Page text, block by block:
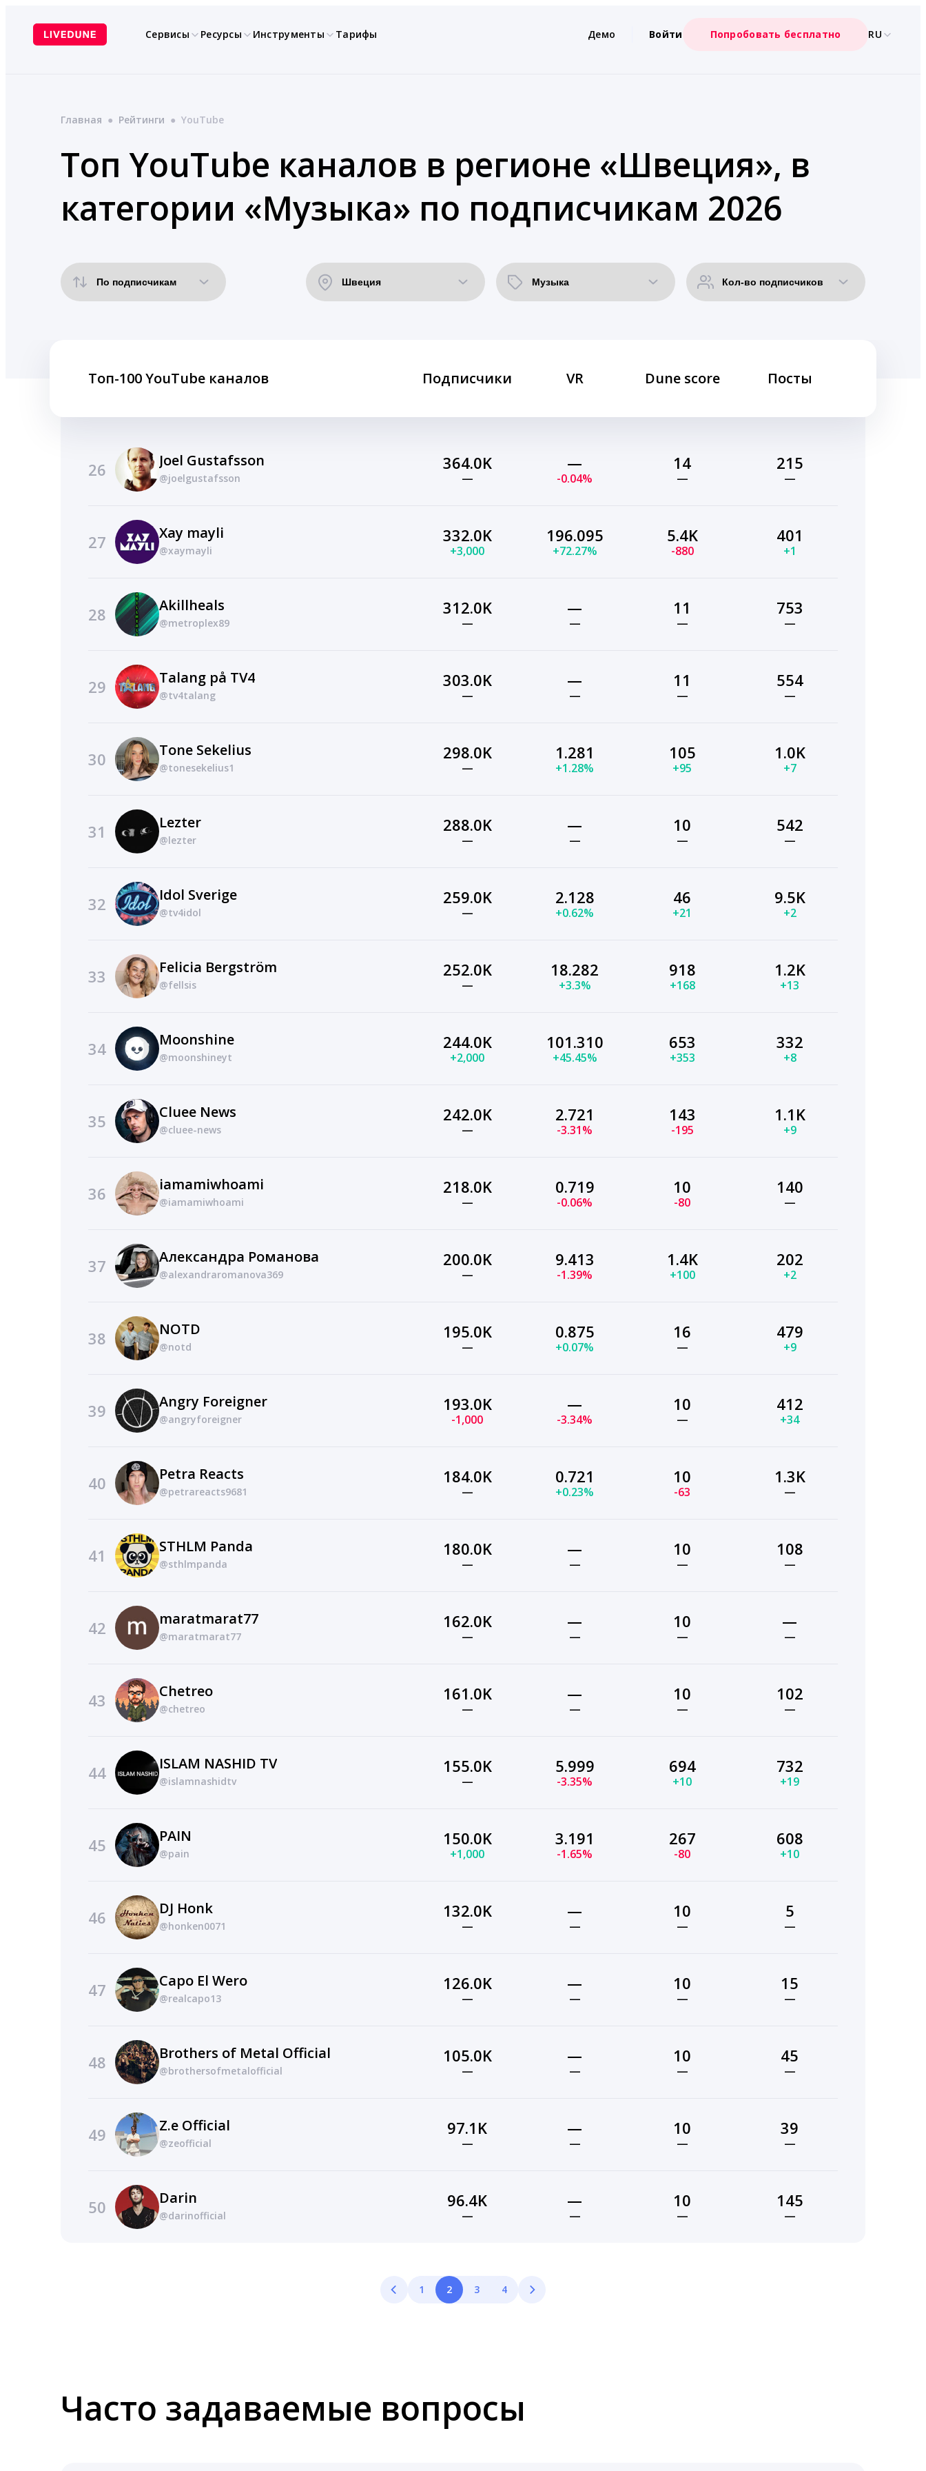
содержимому
Сервисы Ресурсы Инструменты Тарифы Демо Войти Попробовать бесплатно RU
Главная ● Рейтинги ● YouTube
Топ YouTube каналов в регионе «Швеция», в
категории «Музыка» по подписчикам 2026
Топ-100 YouTube каналов Подписчики VR Dune score Посты
26 Joel Gustafsson
@joelgustafsson
364.0K
—
—
-0.04%
14
—
215
—
27 Xay mayli
@xaymayli
332.0K
+3,000
196.095
+72.27%
5.4K
-880
401
+1
28 Akillheals
@metroplex89
312.0K
—
—
—
11
—
753
—
29 Talang på TV4
@tv4talang
303.0K
—
—
—
11
—
554
—
30 Tone Sekelius
@tonesekelius1
298.0K
—
1.281
+1.28%
105
+95
1.0K
+7
31 Lezter
@lezter
288.0K
—
—
—
10
—
542
—
32 Idol Sverige
@tv4idol
259.0K
—
2.128
+0.62%
46
+21
9.5K
+2
33 Felicia Bergström
@fellsis
252.0K
—
18.282
+3.3%
918
+168
1.2K
+13
34 Moonshine
@moonshineyt
244.0K
+2,000
101.310
+45.45%
653
+353
332
+8
35 Cluee News
@cluee-news
242.0K
—
2.721
-3.31%
143
-195
1.1K
+9
36 iamamiwhoami
@iamamiwhoami
218.0K
—
0.719
-0.06%
10
-80
140
—
37 Александра Романова
@alexandraromanova369
200.0K
—
9.413
-1.39%
1.4K
+100
202
+2
38 NOTD
@notd
195.0K
—
0.875
+0.07%
16
—
479
+9
39 Angry Foreigner
@angryforeigner
193.0K
-1,000
—
-3.34%
10
—
412
+34
40 Petra Reacts
@petrareacts9681
184.0K
—
0.721
+0.23%
10
-63
1.3K
—
41 STHLM Panda
@sthlmpanda
180.0K
—
—
—
10
—
108
—
42 maratmarat77
@maratmarat77
162.0K
—
—
—
10
—
—
—
43 Chetreo
@chetreo
161.0K
—
—
—
10
—
102
—
44 ISLAM NASHID TV
@islamnashidtv
155.0K
—
5.999
-3.35%
694
+10
732
+19
45 PAIN
@pain
150.0K
+1,000
3.191
-1.65%
267
-80
608
+10
46 DJ Honk
@honken0071
132.0K
—
—
—
10
—
5
—
47 Capo El Wero
@realcapo13
126.0K
—
—
—
10
—
15
—
48 Brothers of Metal Official
@brothersofmetalofficial
105.0K
—
—
—
10
—
45
—
49 Z.e Official
@zeofficial
97.1K
—
—
—
10
—
39
—
50 Darin
@darinofficial
96.4K
—
—
—
10
—
145
—
1 2 3 4
Часто задаваемые вопросы